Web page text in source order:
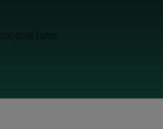
Mostra fonti